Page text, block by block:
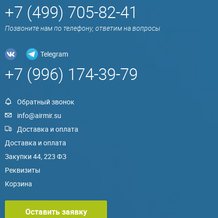
+7 (499) 705-82-41
Позвоните нам по телефону, ответим на вопросы
Telegram
+7 (996) 174-39-79
Обратный звонок
info@airmir.su
Доставка и оплата
Доставка и оплата
Закупки 44, 223 ФЗ
Реквизиты
Корзина
Оставить заявку